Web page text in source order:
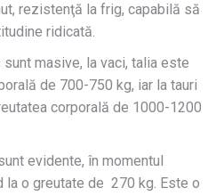
rezistenţă la frig, capabilă să
ridicată.
masive, la vaci, talia este
de 700-750 kg, iar la tauri
corporală de 1000-1200
evidente, în momentul
la o greutate de 270 kg. Este o